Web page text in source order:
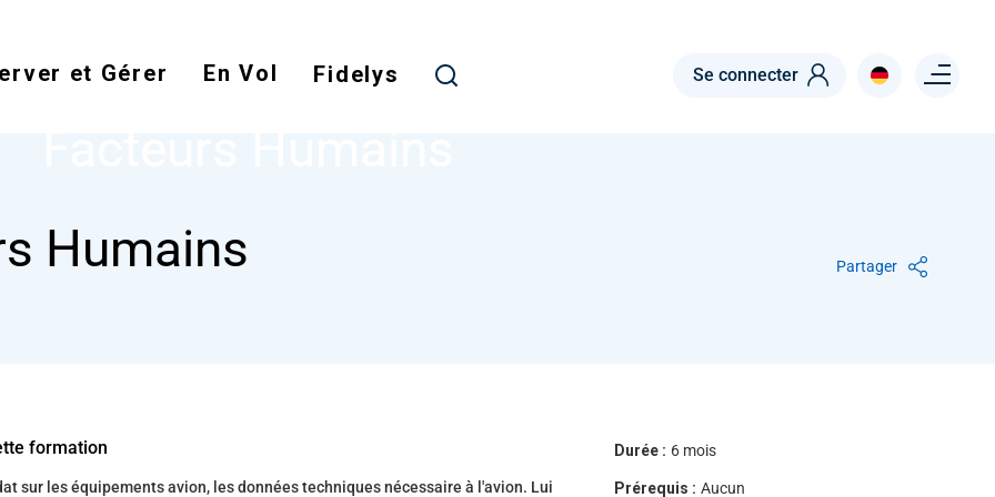
main
et Gérer En Vol Fidelys Se connecter Menu right
NODE FACTEURS HUMAINS
Humains Partager
formation
sur les équipements avion, les données techniques nécessaire à l'avion. Lui
Durée : 6 mois
Prérequis : Aucun